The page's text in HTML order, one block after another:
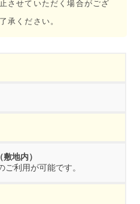
させていただく場合がござ
承ください。
地内）
利用が可能です。